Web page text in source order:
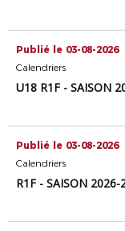
Publié le 03-08-2026
Calendriers
U18 R1F - SAISON
Publié le 03-08-2026
Calendriers
R1F - SAISON 2026-